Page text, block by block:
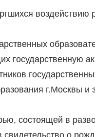
воздействию
государственную
г.Москвы
состоящей в